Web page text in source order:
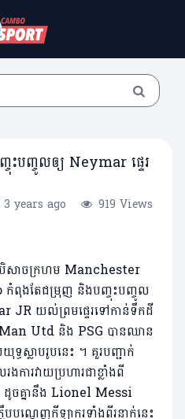
បញ្ចូលឲ្យ Neymar ផ្ទេរ
years ago
919 Views
បបិសាចក្រហម Manchester
ពុងតែជម្រុញ និងបញ្ចុះបញ្ចូល
JR យល់ព្រមផ្ទេរទៅកាន់ទឹកដី
Utd និង PSG បានឈាន
យុទ្ធស្លាបរូបនេះ ។ គួរបញ្ជាក់
ារវាយប្រហារជាខ្លាំងពី
ដូចគ្នានឹង Lionel Messi
បបណ្តេញកីឡាករទាំងពីរនាក់នេះ